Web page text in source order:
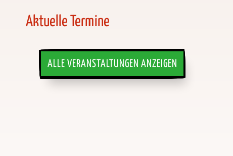
Aktuelle Termine
ALLE VERANSTALTUNGEN ANZEIGEN